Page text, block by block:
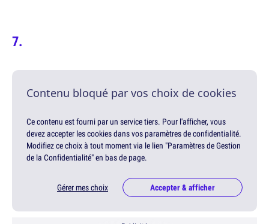
Contenu bloqué par vos choix de cookies
Ce contenu est fourni par un service tiers. Pour l'afficher, vous
devez accepter les cookies dans vos paramètres de confidentialité.
Modifiez ce choix à tout moment via le lien "Paramètres de Gestion
de la Confidentialité" en bas de page.
Gérer mes choix Accepter & afficher